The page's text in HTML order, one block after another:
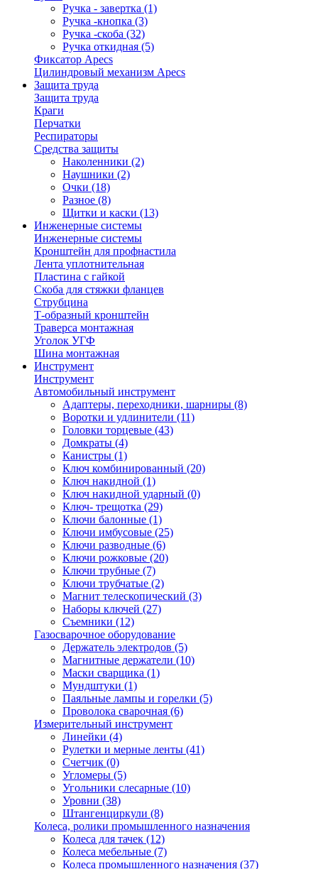
Ручка - завертка (1)
Ручка -кнопка (3)
Ручка -скоба (32)
Ручка откидная (5)
Фиксатор Apecs
Цилиндровый механизм Apecs
Защита труда
Защита труда
Краги
Перчатки
Респираторы
Средства защиты
Наколенники (2)
Наушники (2)
Очки (18)
Разное (8)
Щитки и каски (13)
Инженерные системы
Инженерные системы
Кронштейн для профнастила
Лента уплотнительная
Пластина с гайкой
Скоба для стяжки фланцев
Струбцина
Т-образный кронштейн
Траверса монтажная
Уголок УГФ
Шина монтажная
Инструмент
Инструмент
Автомобильный инструмент
Адаптеры, переходники, шарниры (8)
Воротки и удлинители (11)
Головки торцевые (43)
Домкраты (4)
Канистры (1)
Ключ комбинированный (20)
Ключ накидной (1)
Ключ накидной ударный (0)
Ключ- трещотка (29)
Ключи балонные (1)
Ключи имбусовые (25)
Ключи разводные (6)
Ключи рожковые (20)
Ключи трубные (7)
Ключи трубчатые (2)
Магнит телескопический (3)
Наборы ключей (27)
Съемники (12)
Газосварочное оборудование
Держатель электродов (5)
Магнитные держатели (10)
Маски сварщика (1)
Мундштуки (1)
Паяльные лампы и горелки (5)
Проволока сварочная (6)
Измерительный инструмент
Линейки (4)
Рулетки и мерные ленты (41)
Счетчик (0)
Угломеры (5)
Угольники слесарные (10)
Уровни (38)
Штангенциркули (8)
Колеса, ролики промышленного назначения
Колеса для тачек (12)
Колеса мебельные (7)
Колеса промышленного назначения (37)